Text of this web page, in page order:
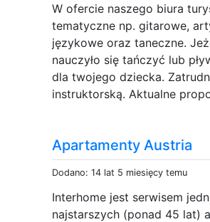
W ofercie naszego biura
tematyczne np. gitarowe,
językowe oraz taneczne.
nauczyło się tańczyć lub
dla twojego dziecka.
instruktorską. Aktualne
Apartamenty Austria
Dodano: 14 lat 5 miesięcy temu
Interhome jest serwisem
najstarszych (ponad 45 lat)